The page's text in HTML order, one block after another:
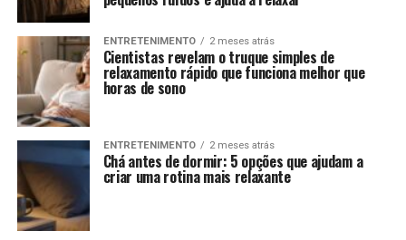
ENTRETENIMENTO 2 meses atrás
Cientistas revelam o truque simples de
relaxamento rápido que funciona melhor que
horas de sono
ENTRETENIMENTO 2 meses atrás
Chá antes de dormir: 5 opções que ajudam a
criar uma rotina mais relaxante